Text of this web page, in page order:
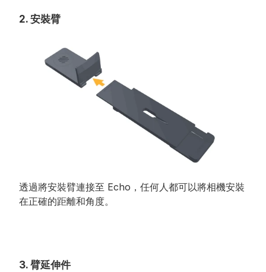
2. 安裝臂
透過將安裝臂連接至 Echo，任何人都可以將相機安裝
在正確的距離和角度。
3. 臂延伸件